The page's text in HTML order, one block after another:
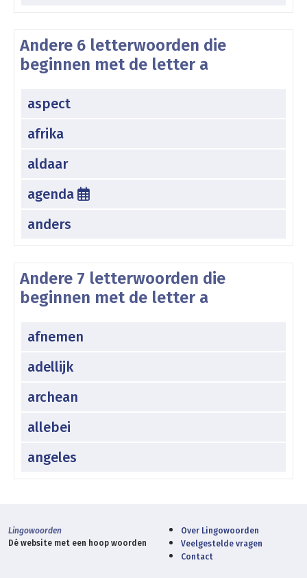
Andere 6 letterwoorden die
beginnen met de letter a
aspect
afrika
aldaar
agenda
anders
Andere 7 letterwoorden die
beginnen met de letter a
afnemen
adellijk
archean
allebei
angeles
Lingowoorden
Dé website met een hoop woorden
Over Lingowoorden
Veelgestelde vragen
Contact